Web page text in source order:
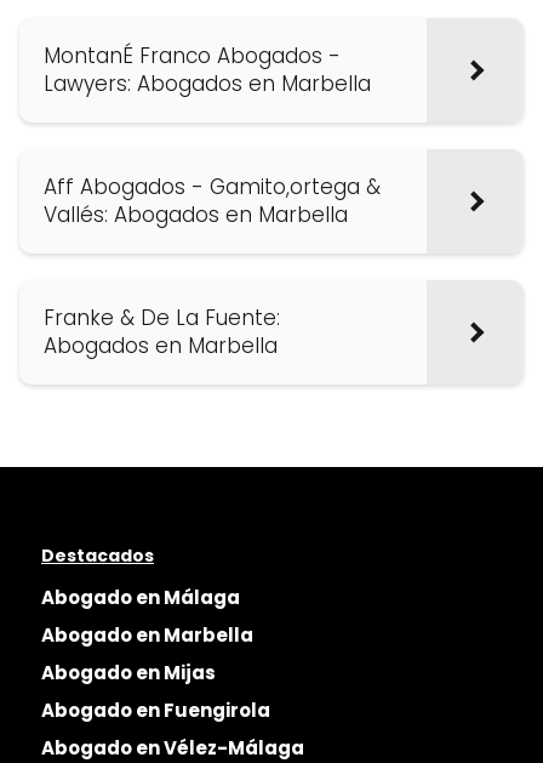
MontanÉ Franco Abogados -
Lawyers: Abogados en Marbella
Aff Abogados - Gamito,ortega &
Vallés: Abogados en Marbella
Franke & De La Fuente:
Abogados en Marbella
Destacados
Abogado en Málaga
Abogado en Marbella
Abogado en Mijas
Abogado en Fuengirola
Abogado en Vélez-Málaga